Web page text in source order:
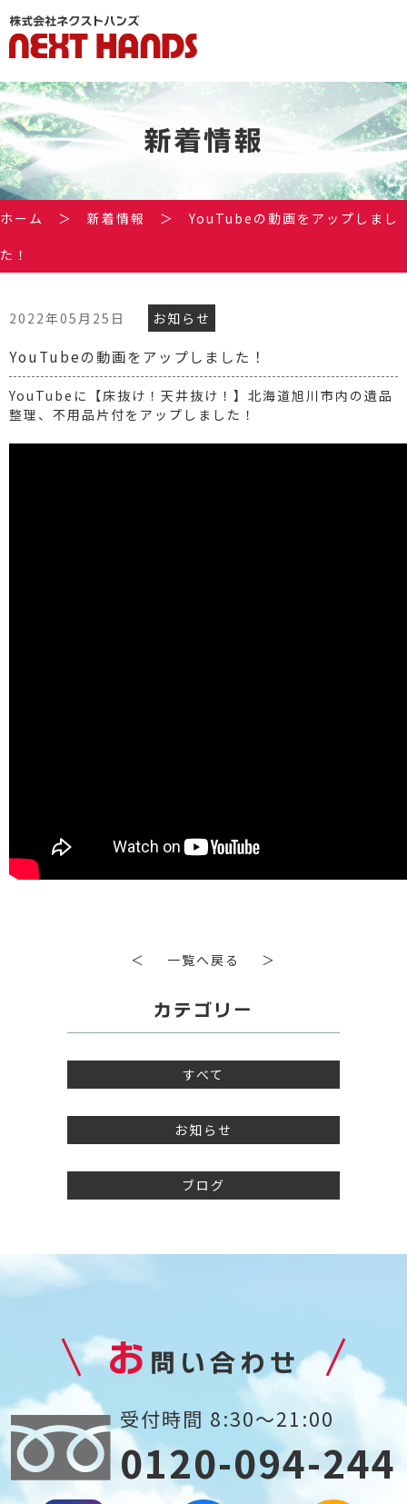
新着情報
ホーム ＞ 新着情報 ＞YouTubeの動画をアップしまし
た！
2022年05月25日 お知らせ
YouTubeの動画をアップしました！
YouTubeに【床抜け！天井抜け！】北海道旭川市内の遺品
整理、不用品片付をアップしました！
＜ 一覧へ戻る ＞
カテゴリー
すべて
お知らせ
ブログ
お 問い合わせ
受付時間 8:30～21:00
0120-094-244